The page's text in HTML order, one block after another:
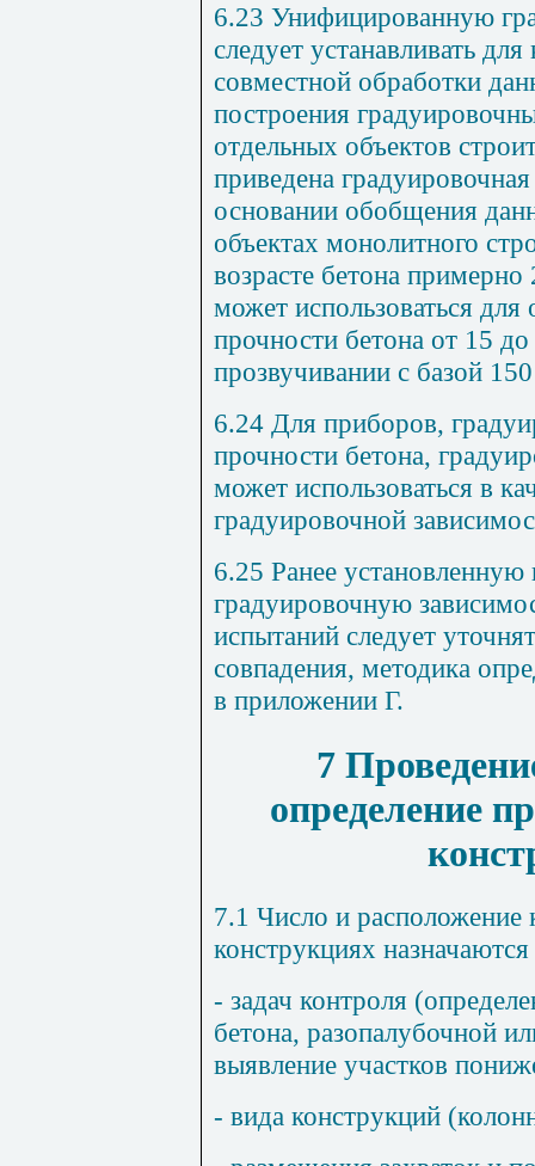
6.23 Унифицированную
следует устанавливать
совместной обработки
построения
отдельных объектов
приведена
основании обобщения
объектах монолитного
возрасте бетона примерно
может использоваться
прочности бетона от 15
прозвучивании с базой
6.24 Для приборов,
прочности бетона,
может использоваться в
градуировочной
6.25 Ранее
градуировочную
испытаний следует
совпадения, методика
в приложении Г.
7
определение
7.1 Число и расположение
конструкциях
- задач контроля
бетона, разопалубочной
выявление участков
- вида конструкций